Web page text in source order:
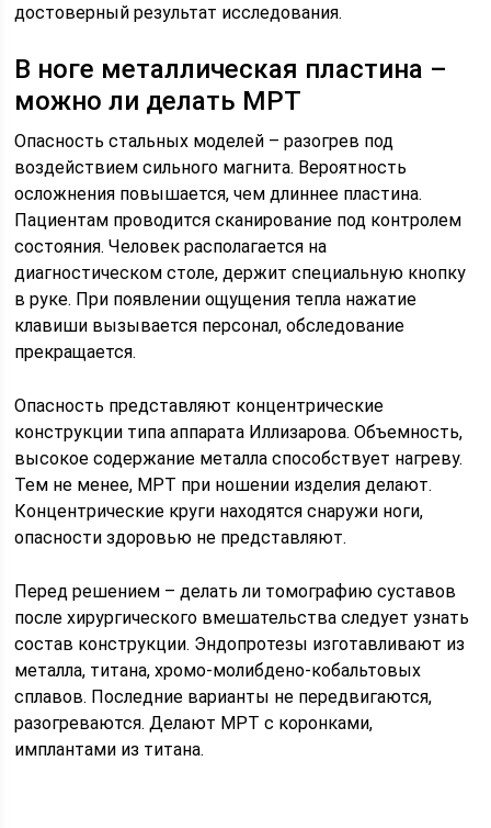
достоверный результат исследования.
В ноге металлическая пластина –
можно ли делать МРТ
Опасность стальных моделей – разогрев под
воздействием сильного магнита. Вероятность
осложнения повышается, чем длиннее пластина.
Пациентам проводится сканирование под контролем
состояния. Человек располагается на
диагностическом столе, держит специальную кнопку
в руке. При появлении ощущения тепла нажатие
клавиши вызывается персонал, обследование
прекращается.
Опасность представляют концентрические
конструкции типа аппарата Иллизарова. Объемность,
высокое содержание металла способствует нагреву.
Тем не менее, МРТ при ношении изделия делают.
Концентрические круги находятся снаружи ноги,
опасности здоровью не представляют.
Перед решением – делать ли томографию суставов
после хирургического вмешательства следует узнать
состав конструкции. Эндопротезы изготавливают из
металла, титана, хромо-молибдено-кобальтовых
сплавов. Последние варианты не передвигаются,
разогреваются. Делают МРТ с коронками,
имплантами из титана.